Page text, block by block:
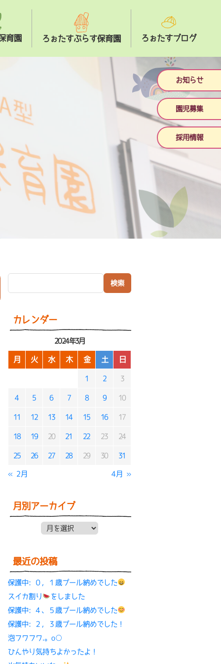
お知らせ
園児募集
採用情報
育園 ろぉたすぷらす保育園 ろぉたすブログ
カレンダー
2024年3月
月 火 水 木 金 土 日
1 2 3
4 5 6 7 8 9 10
11 12 13 14 15 16 17
18 19 20 21 22 23 24
25 26 27 28 29 30 31
« 2月 4月 »
月別アーカイブ
月別アーカイブ
最近の投稿
保護中: ０，１歳プール納めでした
スイカ割り
をしました
保護中: ４、５歳プール納めでした
保護中: ２，３歳プール納めでした！
泡フワフワ.。o○
ひんやり気持ちよかったよ！